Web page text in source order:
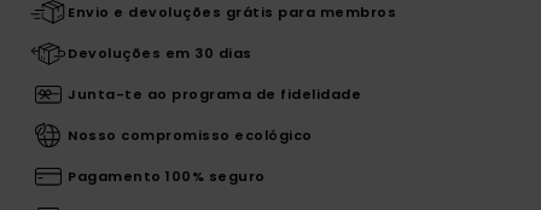
Envio e devoluções grátis para membros
Devoluções em 30 dias
Junta-te ao programa de fidelidade
Nosso compromisso ecológico
Pagamento 100% seguro